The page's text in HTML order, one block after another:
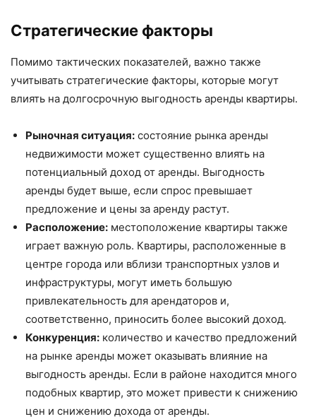
Стратегические факторы
Помимо тактических показателей, важно также
учитывать стратегические факторы, которые могут
влиять на долгосрочную выгодность аренды квартиры.
Рыночная ситуация: состояние рынка аренды
недвижимости может существенно влиять на
потенциальный доход от аренды. Выгодность
аренды будет выше, если спрос превышает
предложение и цены за аренду растут.
Расположение: местоположение квартиры также
играет важную роль. Квартиры, расположенные в
центре города или вблизи транспортных узлов и
инфраструктуры, могут иметь большую
привлекательность для арендаторов и,
соответственно, приносить более высокий доход.
Конкуренция: количество и качество предложений
на рынке аренды может оказывать влияние на
выгодность аренды. Если в районе находится много
подобных квартир, это может привести к снижению
цен и снижению дохода от аренды.